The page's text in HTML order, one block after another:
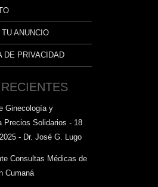
ANUNCIO
DE PRIVACIDAD
Ginecología y
Precios Solidarios - 18
- Dr. José G. Lugo
Consultas Médicas de
Cumaná